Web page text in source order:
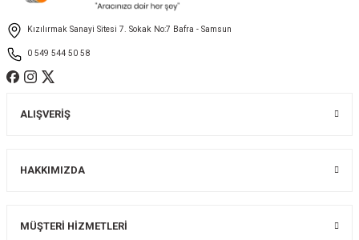
Kızılırmak Sanayi Sitesi 7. Sokak No:7 Bafra - Samsun
0 549 544 50 58
ALIŞVERİŞ
HAKKIMIZDA
MÜŞTERİ HİZMETLERİ